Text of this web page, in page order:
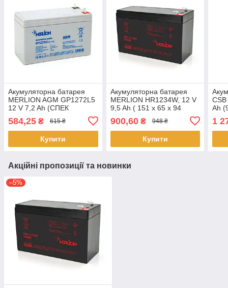
Акумуляторна батарея
MERLION AGM GP1272L5
12 V 7,2 Ah (СПЕК
КЛЕММА)( 150 x 65 x 95
(100)) White Q10
584,25 ₴ 615 ₴
Купити
Акумуляторна батарея
MERLION HR1234W, 12 V
9,5 Ah ( 151 х 65 х 94
Q10/420
900,60₴ 948 ₴
Купити
Ah
1
Акційні пропозиції та новинки
–5%